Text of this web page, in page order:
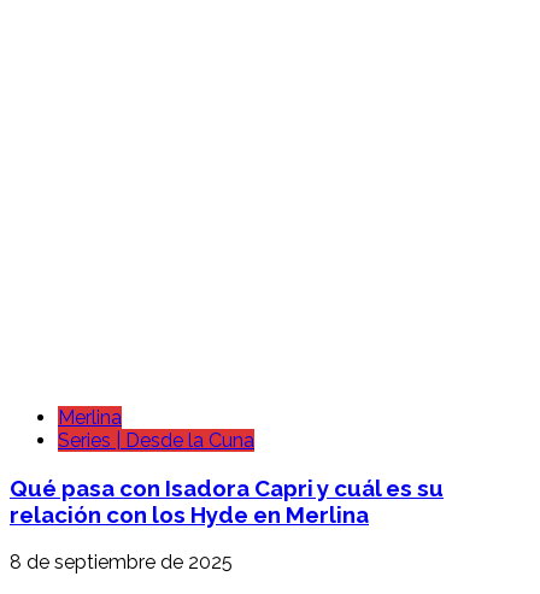
Merlina
Series | Desde la Cuna
Qué pasa con Isadora Capri y cuál es su
relación con los Hyde en Merlina
8 de septiembre de 2025